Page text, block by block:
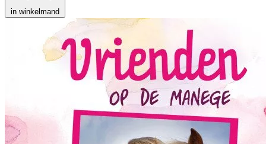
in winkelmand